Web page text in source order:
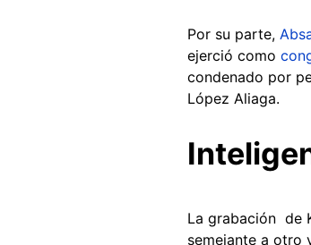
Por su parte,
ejerció como
condenado por
López Aliaga.
La grabación de
semejante a otro